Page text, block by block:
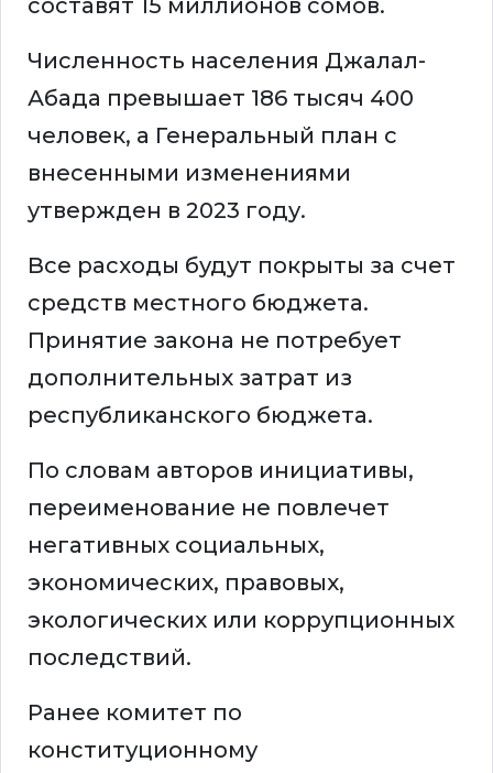
составят 15 миллионов сомов.
Численность населения Джалал-
Абада превышает 186 тысяч 400
человек, а Генеральный план с
внесенными изменениями
утвержден в 2023 году.
Все расходы будут покрыты за счет
средств местного бюджета.
Принятие закона не потребует
дополнительных затрат из
республиканского бюджета.
По словам авторов инициативы,
переименование не повлечет
негативных социальных,
экономических, правовых,
экологических или коррупционных
последствий.
Ранее комитет по
конституционному